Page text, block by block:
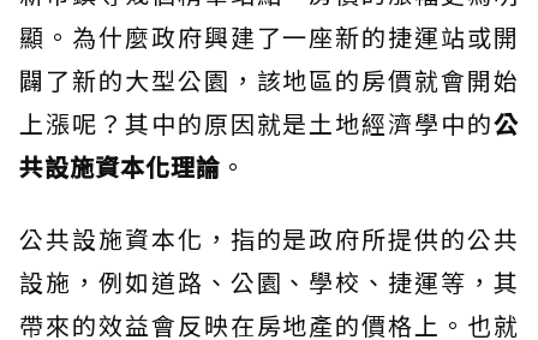
顯。為什麼政府興建了一座新的捷運站或開
闢了新的大型公園，該地區的房價就會開始
上漲呢？其中的原因就是土地經濟學中的公
共設施資本化理論 。
公共設施資本化，指的是政府所提供的公共
設施，例如道路、公園、學校、捷運等，其
帶來的效益會反映在房地產的價格上。也就